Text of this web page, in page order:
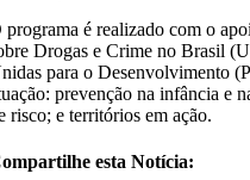
programa é realizado com o
Drogas e Crime no Brasil
para o Desenvolvimento
prevenção na infância e
risco; e territórios em ação.
esta Notícia: